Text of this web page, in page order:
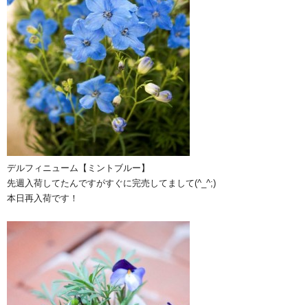
デルフィニューム【ミントブルー】
先週入荷してたんですがすぐに完売してまして(^_^;)
本日再入荷です！